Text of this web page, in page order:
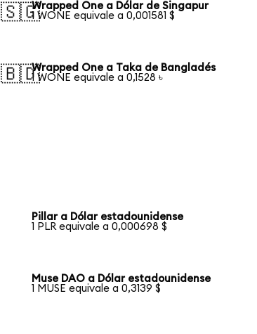
🇸🇬Wrapped One a Dólar de Singapur
1 WONE equivale a 0,001581 $
🇧🇩Wrapped One a Taka de Bangladés
1 WONE equivale a 0,1528 ৳
Pillar a Dólar estadounidense
1 PLR equivale a 0,000698 $
Muse DAO a Dólar estadounidense
1 MUSE equivale a 0,3139 $